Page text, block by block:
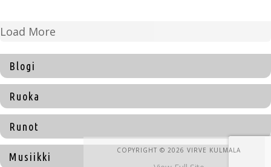
Load More
Blogi
Ruoka
Runot
Musiikki
COPYRIGHT © 2026 VIRVE KULMALA